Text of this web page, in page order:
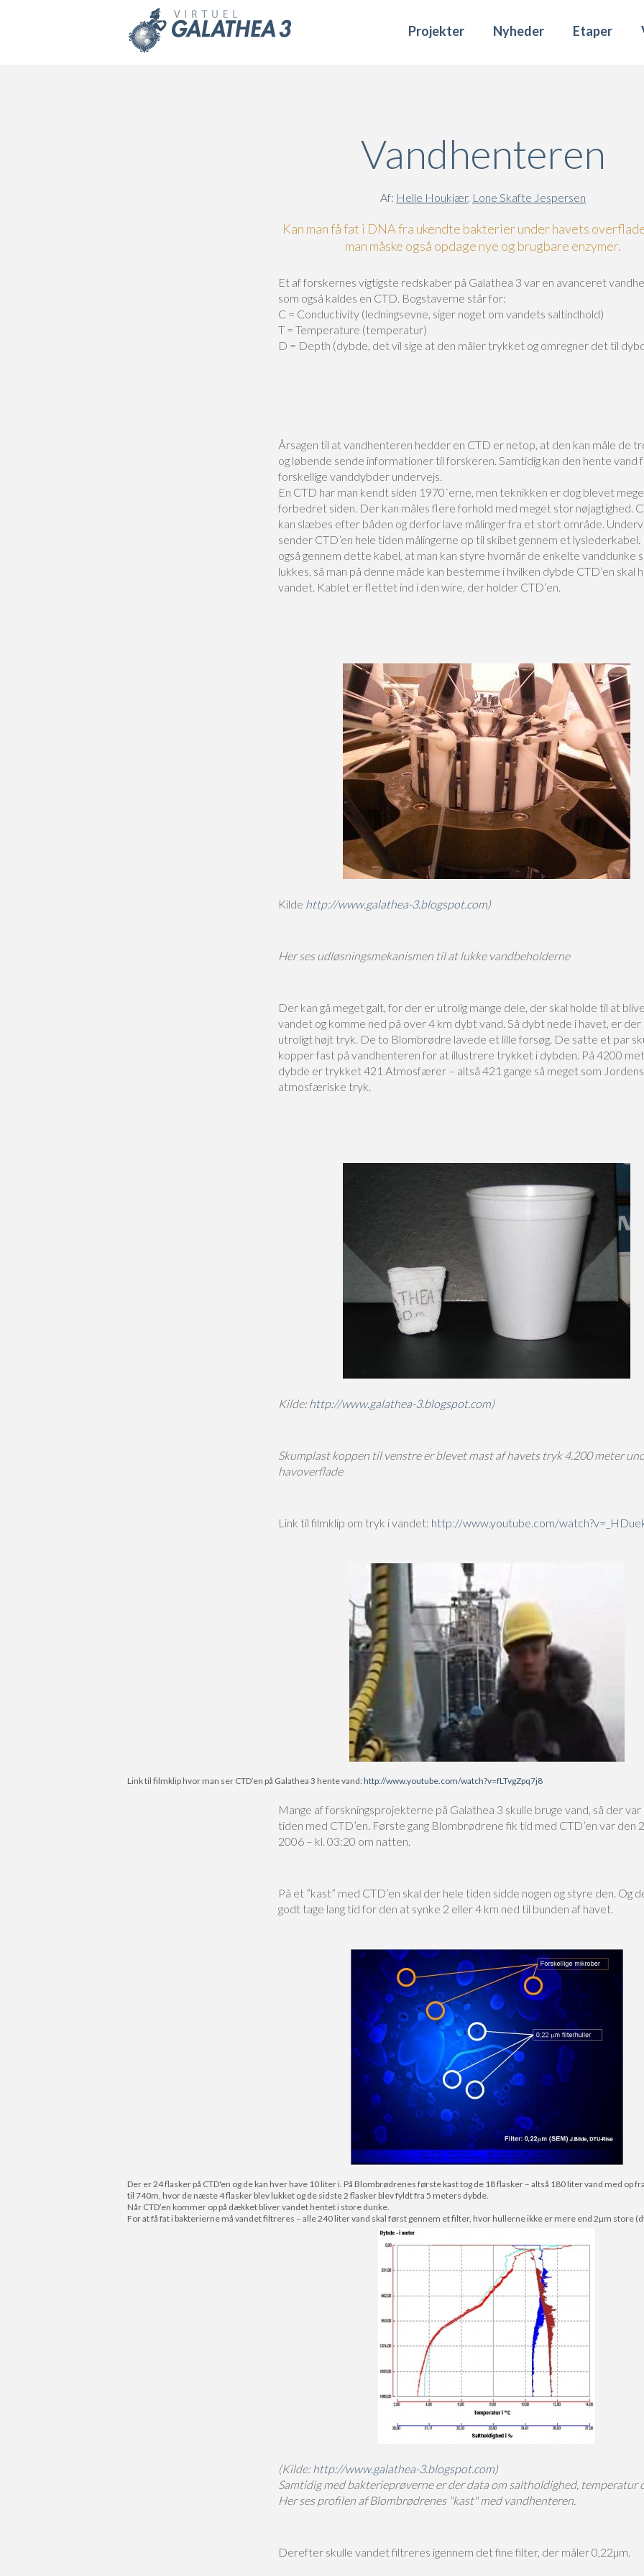
Projekter Nyheder Etaper
Vandhenteren
Af: Helle Houkjær, Lone Skafte Jespersen
Kan man få fat i DNA fra ukendte bakterier under havets
man måske også opdage nye og brugbare enzymer.
Et af forskernes vigtigste redskaber på Galathea 3 var en avanceret
som også kaldes en CTD. Bogstaverne står for:
C = Conductivity (ledningsevne, siger noget om vandets saltindhold)
T = Temperature (temperatur)
D = Depth (dybde, det vil sige at den måler trykket og omregner det til
Årsagen til at vandhenteren hedder en CTD er netop, at den kan måle de
og løbende sende informationer til forskeren. Samtidig kan den hente vand
forskellige vanddybder undervejs.
En CTD har man kendt siden 1970´erne, men teknikken er dog blevet
forbedret siden. Der kan måles flere forhold med meget stor nøjagtighed.
kan slæbes efter båden og derfor lave målinger fra et stort område.
sender CTD’en hele tiden målingerne op til skibet gennem et
også gennem dette kabel, at man kan styre hvornår de enkelte vanddunke
lukkes, så man på denne måde kan bestemme i hvilken dybde CTD’en skal
vandet. Kablet er flettet ind i den wire, der holder CTD’en.
Kilde http://www.galathea-3.blogspot.com)
Her ses udløsningsmekanismen til at lukke vandbeholderne
Der kan gå meget galt, for der er utrolig mange dele, der skal holde til at
vandet og komme ned på over 4 km dybt vand. Så dybt nede i havet, er
utroligt højt tryk. De to Blombrødre lavede et lille forsøg. De satte et par
kopper fast på vandhenteren for at illustrere trykket i dybden. På 4200
dybde er trykket 421 Atmosfærer – altså 421 gange så meget som Jordens
atmosfæriske tryk.
Kilde:http://www.galathea-3.blogspot.com)
Skumplast koppen til venstre er blevet mast af havets tryk 4.200 meter
havoverflade
Link til filmklip om tryk i vandet: http://www.youtube.com/
Link til filmklip hvor man ser CTD’en på Galathea 3 hente vand:http://www.youtube.com/watch?v=fLTvgZpq7j8
Mange af forskningsprojekterne på Galathea 3 skulle bruge vand, så der
tiden med CTD’en. Første gang Blombrødrene fik tid med CTD’en var den
2006 – kl. 03:20 om natten.
På et ”kast” med CTD’en skal der hele tiden sidde nogen og styre den. Og
godt tage lang tid for den at synke 2 eller 4 km ned til bunden af havet.
Der er 24 flasker på CTD'en og de kan hver have 10 liter i. På Blombrødrenes første kast tog de 18 flasker – altså 180 liter vand med op
til 740m, hvor de næste 4 flasker blev lukket og de sidste 2 flasker blev fyldt fra 5 meters dybde.
Når CTD’en kommer op på dækket bliver vandet hentet i store dunke.
For at få fat i bakterierne må vandet filtreres – alle 240 liter vand skal først gennem et filter, hvor hullerne ikke er mere end 2µm store
(Kilde:http://www.galathea-3.blogspot.com)
Samtidig med bakterieprøverne er der data om saltholdighed, temperatur
Her ses profilen af Blombrødrenes "kast" med vandhenteren.
Derefter skulle vandet filtreres igennem det fine filter, der måler 0,22µm.